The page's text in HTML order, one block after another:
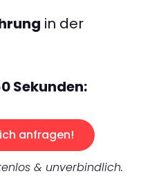
in der
Sekunden:
anfragen!
& unverbindlich.